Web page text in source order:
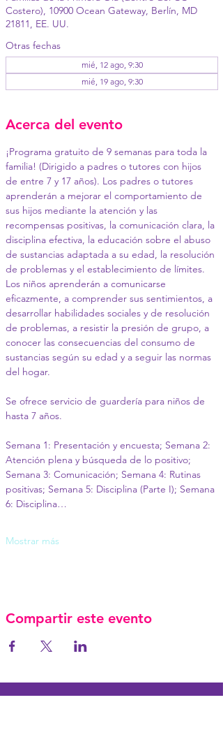
Costero), 10900 Ocean Gateway, Berlín, MD
21811, EE. UU.
Otras fechas
mié, 12 ago, 9:30
mié, 19 ago, 9:30
Acerca del evento
¡Programa gratuito de 9 semanas para toda la
familia! (Dirigido a padres o tutores con hijos
de entre 7 y 17 años). Los padres o tutores
aprenderán a mejorar el comportamiento de
sus hijos mediante la atención y las
recompensas positivas, la comunicación clara, la
disciplina efectiva, la educación sobre el abuso
de sustancias adaptada a su edad, la resolución
de problemas y el establecimiento de límites.
Los niños aprenderán a comunicarse
eficazmente, a comprender sus sentimientos, a
desarrollar habilidades sociales y de resolución
de problemas, a resistir la presión de grupo, a
conocer las consecuencias del consumo de
sustancias según su edad y a seguir las normas
del hogar.
Se ofrece servicio de guardería para niños de
hasta 7 años.
Semana 1: Presentación y encuesta; Semana 2:
Atención plena y búsqueda de lo positivo;
Semana 3: Comunicación; Semana 4: Rutinas
positivas; Semana 5: Disciplina (Parte I); Semana
6: Disciplina…
Mostrar más
Compartir este evento